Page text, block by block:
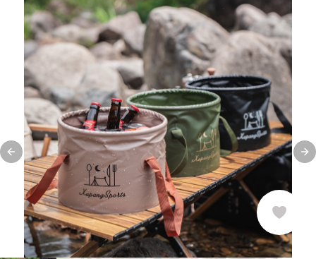
Previous slide